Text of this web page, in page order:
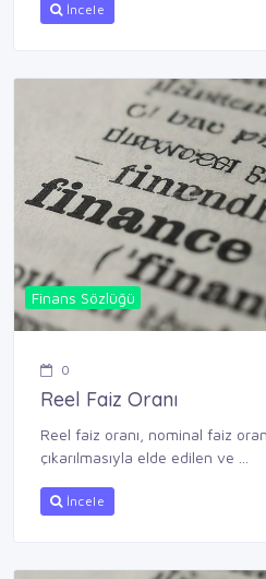
İncele
Finans Sözlüğü
0
Reel Faiz Oranı
Reel faiz oranı, nominal faiz
çıkarılmasıyla elde edilen ve ...
İncele